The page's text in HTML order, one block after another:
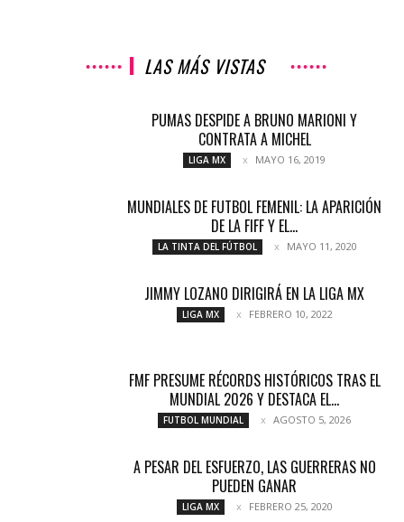
LAS MÁS VISTAS
PUMAS DESPIDE A BRUNO MARIONI Y
CONTRATA A MICHEL
LIGA MX MAYO 16, 2019
MUNDIALES DE FUTBOL FEMENIL: LA APARICIÓN
DE LA FIFF Y EL...
LA TINTA DEL FÚTBOL MAYO 11, 2020
JIMMY LOZANO DIRIGIRÁ EN LA LIGA MX
LIGA MX FEBRERO 10, 2022
FMF PRESUME RÉCORDS HISTÓRICOS TRAS EL
MUNDIAL 2026 Y DESTACA EL...
FUTBOL MUNDIAL AGOSTO 5, 2026
A PESAR DEL ESFUERZO, LAS GUERRERAS NO
PUEDEN GANAR
LIGA MX FEBRERO 25, 2020